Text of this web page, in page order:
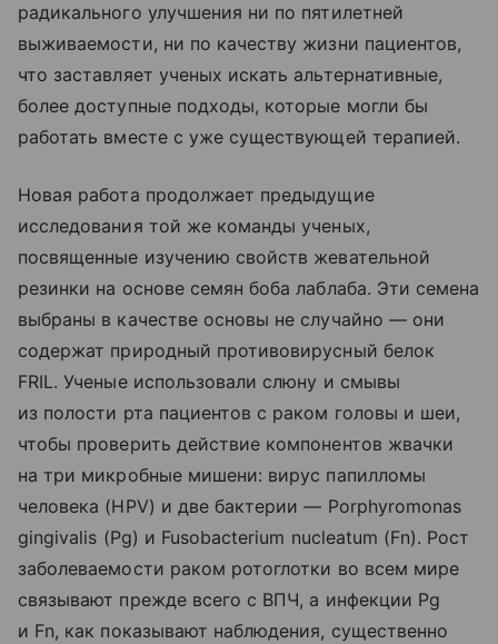
радикального улучшения ни по пятилетней
выживаемости, ни по качеству жизни пациентов,
что заставляет ученых искать альтернативные,
более доступные подходы, которые могли бы
работать вместе с уже существующей терапией.
Новая работа продолжает предыдущие
исследования той же команды ученых,
посвященные изучению свойств жевательной
резинки на основе семян боба лаблаба. Эти семена
выбраны в качестве основы не случайно — они
содержат природный противовирусный белок
FRIL. Ученые использовали слюну и смывы
из полости рта пациентов с раком головы и шеи,
чтобы проверить действие компонентов жвачки
на три микробные мишени: вирус папилломы
человека (HPV) и две бактерии — Porphyromonas
gingivalis (Pg) и Fusobacterium nucleatum (Fn). Рост
заболеваемости раком ротоглотки во всем мире
связывают прежде всего с ВПЧ, а инфекции Pg
и Fn, как показывают наблюдения, существенно